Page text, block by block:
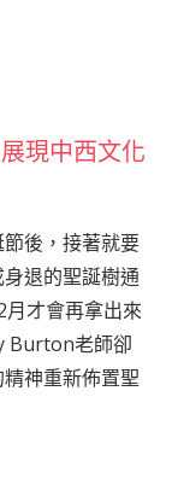
現中西文化
後，接著就要
退的聖誕樹通
才會再拿出來
Burton老師卻
神重新佈置聖